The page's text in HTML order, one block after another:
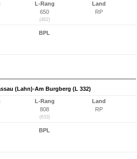
L-Rang
650
(482)
Land
RP
BPL
(Lahn)-Am Burgberg (L 332)
L-Rang
808
(633)
Land
RP
BPL